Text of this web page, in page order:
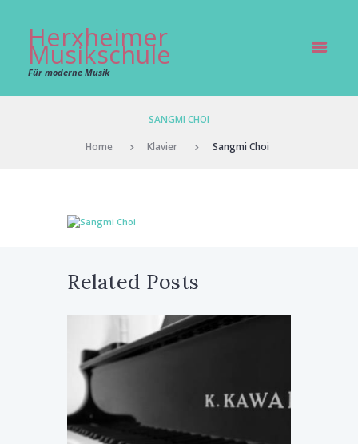
Herxheimer
Musikschule
Für moderne Musik
SANGMI CHOI
Home Klavier Sangmi Choi
Related Posts